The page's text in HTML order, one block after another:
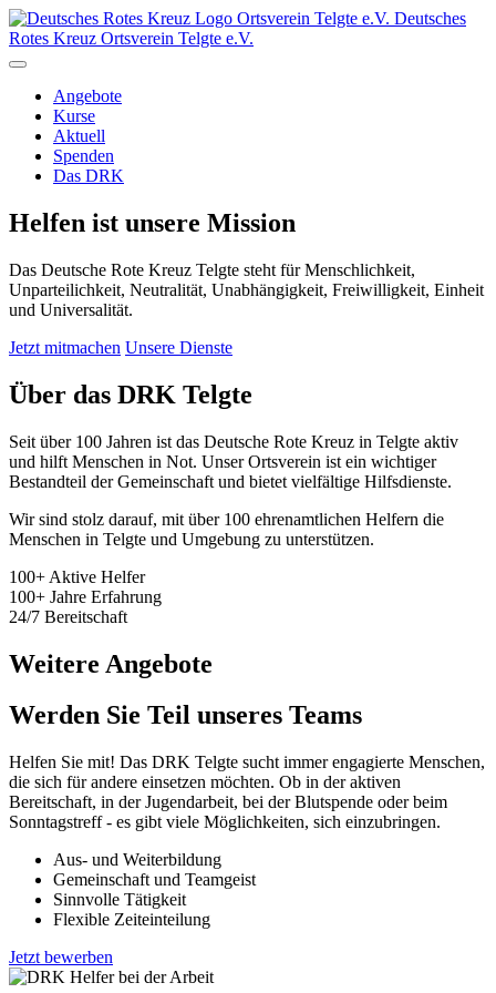
Ortsverein Telgte e.V. Deutsches
Rotes Kreuz Ortsverein Telgte e.V.
Angebote
Kurse
Aktuell
Spenden
Das DRK
Helfen ist unsere Mission
Das Deutsche Rote Kreuz Telgte steht für Menschlichkeit,
Unparteilichkeit, Neutralität, Unabhängigkeit, Freiwilligkeit, Einheit
und Universalität.
Jetzt mitmachen Unsere Dienste
Über das DRK Telgte
Seit über 100 Jahren ist das Deutsche Rote Kreuz in Telgte aktiv
und hilft Menschen in Not. Unser Ortsverein ist ein wichtiger
Bestandteil der Gemeinschaft und bietet vielfältige Hilfsdienste.
Wir sind stolz darauf, mit über 100 ehrenamtlichen Helfern die
Menschen in Telgte und Umgebung zu unterstützen.
100+ Aktive Helfer
100+ Jahre Erfahrung
24/7 Bereitschaft
Weitere Angebote
Werden Sie Teil unseres Teams
Helfen Sie mit! Das DRK Telgte sucht immer engagierte Menschen,
die sich für andere einsetzen möchten. Ob in der aktiven
Bereitschaft, in der Jugendarbeit, bei der Blutspende oder beim
Sonntagstreff - es gibt viele Möglichkeiten, sich einzubringen.
Aus- und Weiterbildung
Gemeinschaft und Teamgeist
Sinnvolle Tätigkeit
Flexible Zeiteinteilung
Jetzt bewerben